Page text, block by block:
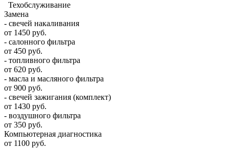
Техобслуживание
Замена
- свечей накаливания
от 1450 руб.
- салонного фильтра
от 450 руб.
- топливного фильтра
от 620 руб.
- масла и масляного фильтра
от 900 руб.
- свечей зажигания (комплект)
от 1430 руб.
- воздушного фильтра
от 350 руб.
Компьютерная диагностика
от 1100 руб.